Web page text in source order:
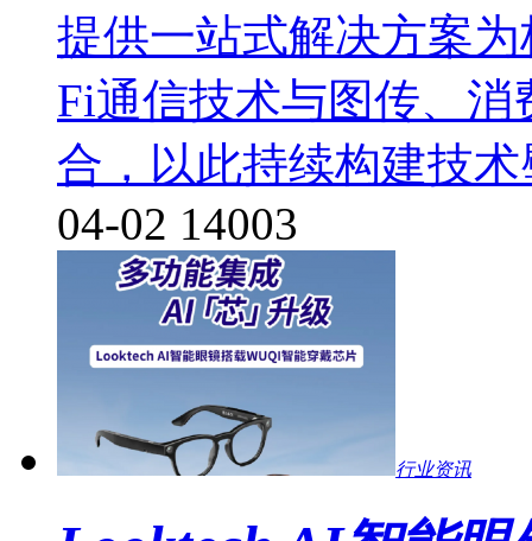
提供一站式解决方案
Fi通信技术与图传、
合，以此持续构建技
04-02 14003
行业资讯